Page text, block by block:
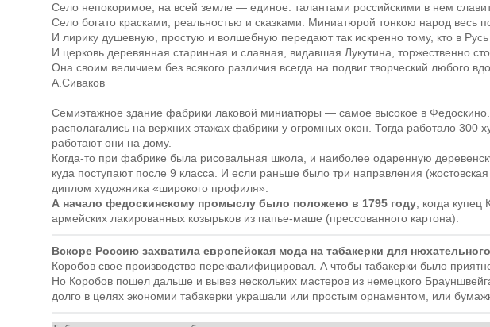
Село непокоримое, на всей земле — единое: талантами российскими в нем
Село богато красками, реальностью и сказками. Миниатюрой тонкою народ весь
И лирику душевную, простую и волшебную передают так искренно тому, кто в Русь
И церковь деревянная старинная и славная, видавшая Лукутина, торжественно
Она своим величием без всякого различия всегда на подвиг творческий любого
А.Сиваков
Семиэтажное здание фабрики лаковой миниатюры — самое высокое в
располагались на верхних этажах фабрики у огромных окон. Тогда работало 300
работают они на дому.
Когда-то при фабрике была рисовальная школа, и наиболее одаренную
куда поступают после 9 класса. И если раньше было три направления
диплом художника «широкого профиля».
А начало федоскинскому промыслу было положено в 1795 году , когда
армейских лакированных козырьков из папье-маше (прессованного картона).
Вскоре Россию захватила европейская мода на табакерки для
Коробов свое производство переквалифицировал. А чтобы табакерки было
Но Коробов пошел дальше и вывез нескольких мастеров из немецкого
долго в целях экономии табакерки украшали или простым орнаментом, или